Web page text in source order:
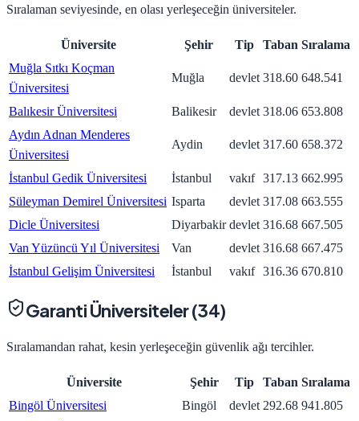
Sıralaman seviyesinde, en olası yerleşeceğin üniversiteler.
Üniversite Şehir Tip Taban Sıralama
Muğla Sıtkı Koçman
Üniversitesi
Muğla devlet 318.60 648.541
Balıkesir Üniversitesi Balikesir devlet 318.06 653.808
Aydın Adnan Menderes
Üniversitesi
Aydin devlet 317.60 658.372
İstanbul Gedik Üniversitesi İstanbul vakıf 317.13 662.995
Süleyman Demirel Üniversitesi Isparta devlet 317.08 663.555
Dicle Üniversitesi
Diyarbakir devlet 316.68 667.505
Van Yüzüncü Yıl Üniversitesi
Van devlet 316.68 667.475
İstanbul Gelişim Üniversitesi
İstanbul vakıf 316.36 670.810
Garanti Üniversiteler (34)
Sıralamandan rahat, kesin yerleşeceğin güvenlik ağı tercihler.
Üniversite Şehir Tip Taban Sıralama
Bingöl Üniversitesi
Bingöl devlet 292.68 941.805